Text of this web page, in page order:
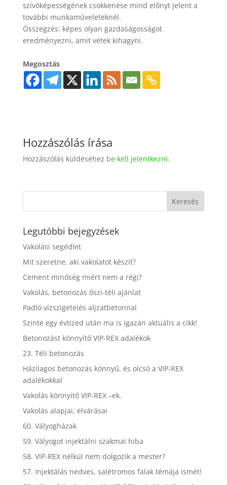
szívóképességének csökkenése mind előnyt jelent a
további munkaműveleteknél.
Összegzés: képes olyan gazdaságosságot
eredményezni, amit vétek kihagyni.
Megosztás
Hozzászólás írása
Hozzászólás küldéséhez be kell jelentkezni.
Legutóbbi bejegyzések
Vakolási segédlet
Mit szeretne, aki vakolatot készít?
Cement minőség miért nem a régi?
Vakolás, betonozás őszi-téli ajánlat
Padló vízszigetelés aljzatbetonnal
Szinte egy évtized után ma is igazán aktuális a cikk!
Betonozást könnyítő VIP-REX adalékok
23. Téli betonozás
Házilagos betonozás könnyű, és olcsó a VIP-REX
adalékokkal
Vakolás könnyítő VIP-REX –ek.
Vakolás alapjai, elvárásai
60. Vályogházak
59. Vályogot injektálni szakmai hiba
58. VIP-REX nélkül nem dolgozik a mester?
57. Injektálás nedves, salétromos falak témája ismét!